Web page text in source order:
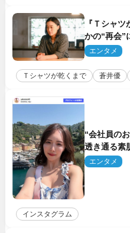
『Ｔシャツ
かの“再会
した!!」「
エンタメ
Ｔシャツが乾くまで 蒼井優
“会社員の
透き通る素
響エンタメ
インスタグラム